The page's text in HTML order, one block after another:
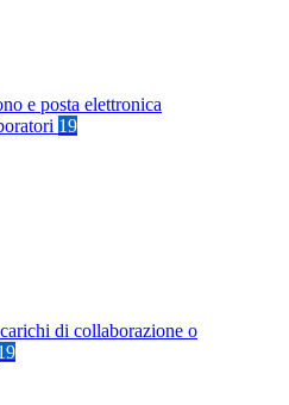
e posta elettronica
19
di collaborazione o